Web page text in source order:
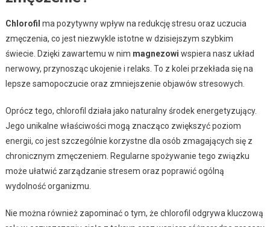
Chlorofil ma pozytywny wpływ na redukcję stresu oraz uczucia
zmęczenia, co jest niezwykle istotne w dzisiejszym szybkim
świecie. Dzięki zawartemu w nim magnezowi wspiera nasz układ
nerwowy, przynosząc ukojenie i relaks. To z kolei przekłada się na
lepsze samopoczucie oraz zmniejszenie objawów stresowych.
Oprócz tego, chlorofil działa jako naturalny środek energetyzujący.
Jego unikalne właściwości mogą znacząco zwiększyć poziom
energii, co jest szczególnie korzystne dla osób zmagających się z
chronicznym zmęczeniem. Regularne spożywanie tego związku
może ułatwić zarządzanie stresem oraz poprawić ogólną
wydolność organizmu.
Nie można również zapominać o tym, że chlorofil odgrywa kluczową